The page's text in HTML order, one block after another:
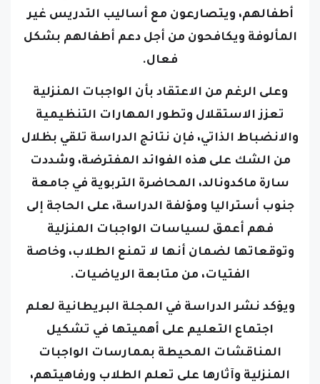
أطفالهم، ويتصارعون مع أساليب التدريس غير
المألوفة ويكافحون من أجل دعم أطفالهم بشكل
فعال.
وعلى الرغم من الاعتقاد بأن الواجبات المنزلية
تعزز الاستقلال وتطور المهارات التنظيمية
والانضباط الذاتي، فإن نتائج الدراسة تلقي بظلال
من الشك على هذه الفوائد المفترضة، وشددت
سارة ماكدونالد، المحاضرة التربوية في جامعة
جنوب أستراليا ومؤلفة الدراسة، على الحاجة إلى
فهم أعمق لسياسات الواجبات المنزلية
وتوقعاتها لضمان أنها لا تمنع الطلاب، وخاصة
الفتيات، من متابعة الرياضيات.
ويؤكد نشر الدراسة في المجلة البريطانية لعلم
اجتماع التعليم على أهميتها في تشكيل
المناقشات المحيطة بممارسات الواجبات
المنزلية وآثارها على تعلم الطلاب ورفاهيتهم،